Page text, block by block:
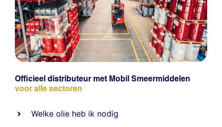
Officieel distributeur met Mobil Smeermiddelen
voor alle sectoren
Welke olie heb ik nodig